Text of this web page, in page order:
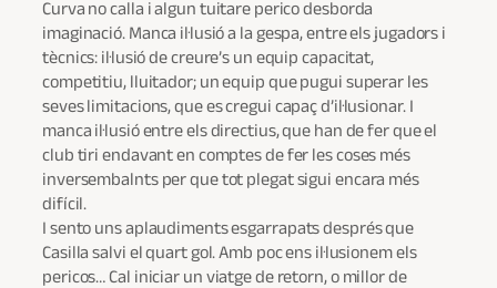
Curva no calla i algun tuitare perico desborda
imaginació. Manca il·lusió a la gespa, entre els jugadors i
tècnics: il·lusió de creure’s un equip capacitat,
competitiu, lluitador; un equip que pugui superar les
seves limitacions, que es cregui capaç d’il·lusionar. I
manca il·lusió entre els directius, que han de fer que el
club tiri endavant en comptes de fer les coses més
inversembalnts per que tot plegat sigui encara més
difícil.
I sento uns aplaudiments esgarrapats després que
Casilla salvi el quart gol. Amb poc ens il·lusionem els
pericos… Cal iniciar un viatge de retorn, o millor de